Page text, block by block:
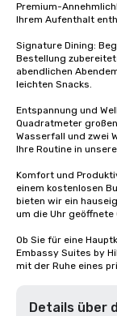
Premium-
Ihrem Aufenthalt
Signature Dining:
Bestellung
abendlichen
leichten Snacks.
Entspannung und
Quadratmeter
Wasserfall und zwei
Ihre Routine in
Komfort und
einem kostenlosen
bieten wir ein
um die Uhr geöffnete
Ob Sie für eine
Embassy Suites by
mit der Ruhe eines
Details über